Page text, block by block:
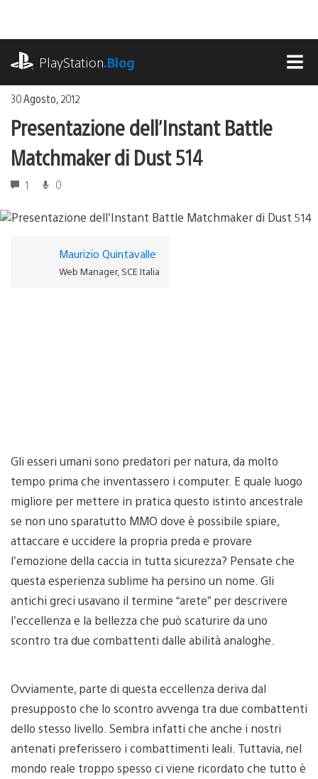
contenuto
PlayStation.Blog
30 Agosto, 2012
Presentazione dell’Instant Battle
Matchmaker di Dust 514
1 0
Maurizio Quintavalle
Web Manager, SCE Italia
Gli esseri umani sono predatori per natura, da molto
tempo prima che inventassero i computer. E quale luogo
migliore per mettere in pratica questo istinto ancestrale
se non uno sparatutto MMO dove è possibile spiare,
attaccare e uccidere la propria preda e provare
l’emozione della caccia in tutta sicurezza? Pensate che
questa esperienza sublime ha persino un nome. Gli
antichi greci usavano il termine “arete” per descrivere
l’eccellenza e la bellezza che può scaturire da uno
scontro tra due combattenti dalle abilità analoghe.
Ovviamente, parte di questa eccellenza deriva dal
presupposto che lo scontro avvenga tra due combattenti
dello stesso livello. Sembra infatti che anche i nostri
antenati preferissero i combattimenti leali. Tuttavia, nel
mondo reale troppo spesso ci viene ricordato che tutto è